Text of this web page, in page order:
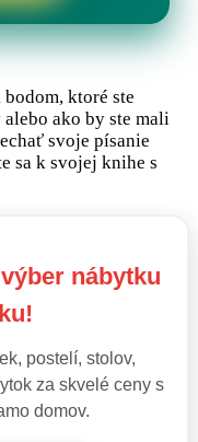
ktoré ste
ako by ste mali
svoje písanie
sa k svojej knihe s
nábytku
postelí, stolov,
za skvelé ceny s
domov.